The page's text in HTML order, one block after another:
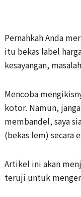
Pernahkah Anda
itu bekas label
kesayangan,
Mencoba
kotor. Namun,
membandel, saya
(bekas lem) secara
Artikel ini akan
teruji untuk